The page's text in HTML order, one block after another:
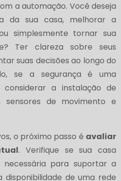
a automação. Você deseja
da sua casa, melhorar a
simplesmente tornar sua
Ter clareza sobre seus
suas decisões ao longo do
se a segurança é uma
a instalação de
sensores de movimento e
o próximo passo é avaliar
. Verifique se sua casa
necessária para suportar a
disponibilidade de uma rede